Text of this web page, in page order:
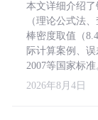
本文详细介绍
（理论公式法
棒密度取值（
际计算案例、
2007等国家标准
2026年8月4日